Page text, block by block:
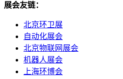
展会友链：
北京环卫展
自动化展会
北京物联网展会
机器人展会
上海环博会